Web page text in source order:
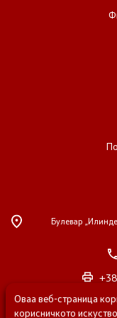
Булевар
Оваа веб-страница
корисничкото